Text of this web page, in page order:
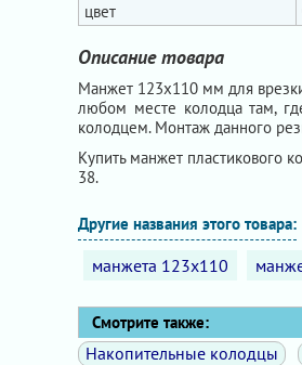
цвет
Описание товара
Манжет 123х110 мм для
любом месте колодца там,
колодцем. Монтаж данного
Купить манжет пластикового
38.
Другие названия этого товара:
манжета 123х110
Смотрите также:
Накопительные колодцы